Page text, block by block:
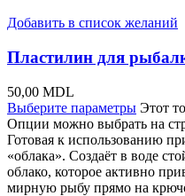
Добавить в список желаний
Пластилин для
50,00 MDL
Выберите параметры Этот
Опции можно выбрать на
Готовая к использованию
«облака». Создаёт в воде
облако, которое активно
мирную рыбу прямо на